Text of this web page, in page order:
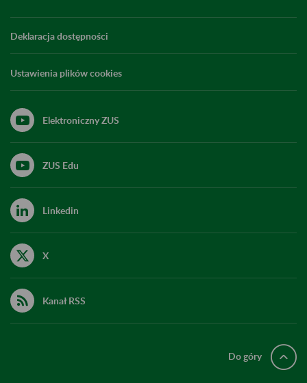
Deklaracja dostępności
Ustawienia plików cookies
Elektroniczny ZUS
ZUS Edu
Linkedin
X
Kanał RSS
Do góry